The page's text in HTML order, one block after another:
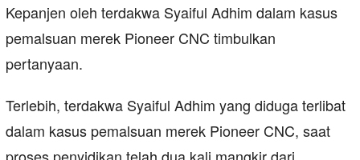
Kepanjen oleh terdakwa Syaiful Adhim dalam kasus
pemalsuan merek Pioneer CNC timbulkan
pertanyaan.
Terlebih, terdakwa Syaiful Adhim yang diduga terlibat
dalam kasus pemalsuan merek Pioneer CNC, saat
proses penyidikan telah dua kali mangkir dari